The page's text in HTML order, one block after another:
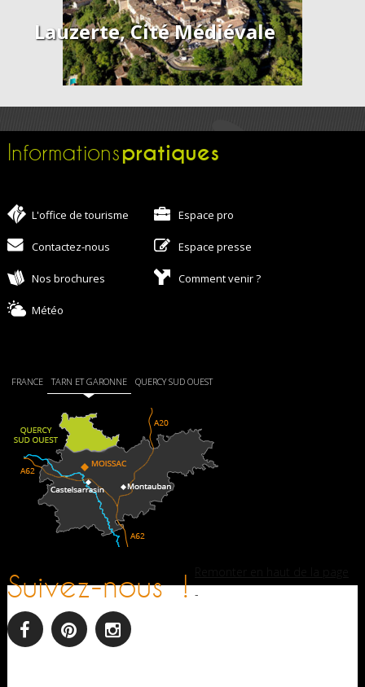
Lauzerte, Cité Médiévale
Informationspratiques
L'office de tourisme Espace pro
Contactez-nous Espace presse
Nos brochures Comment venir ?
Météo
FRANCE TARN ET GARONNE QUERCY SUD OUEST
Suivez-nous ! -